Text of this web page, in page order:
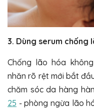
3. Dùng serum chống
Chống lão hóa
nhăn rõ rệt mới bắt
chăm sóc da hàng
25 - phòng ngừa lão